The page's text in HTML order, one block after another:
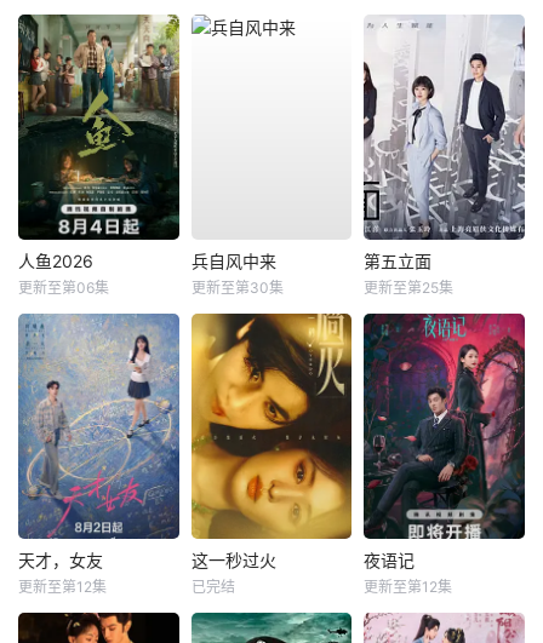
人鱼2026
更新至第06集
兵自风中来
更新至第30集
第五立面
更新至第25集
天才，女友
更新至第12集
这一秒过火
已完结
夜语记
更新至第12集